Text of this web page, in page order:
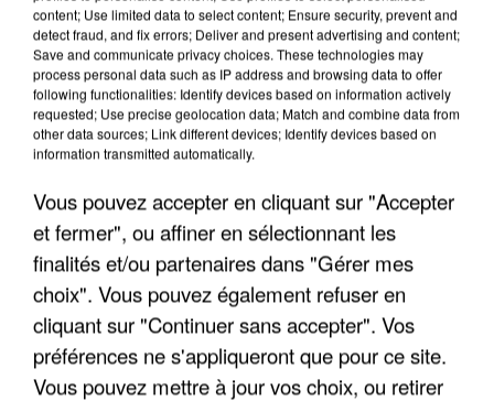
6 août 2026
Gabriel Attal et Raphaël Glucksmann visés par des
ingérences...
Sollicité, Sébastien Lecornu annonce un "travail
commun" avec les partis à la rentrée.
content; Use limited data to select content; Ensure security, prevent and
detect fraud, and fix errors; Deliver and present advertising and content;
Save and communicate privacy choices. These technologies may
process personal data such as IP address and browsing data to offer
following functionalities: Identify devices based on information actively
requested; Use precise geolocation data; Match and combine data from
other data sources; Link different devices; Identify devices based on
information transmitted automatically.
Vous pouvez accepter en cliquant sur "Accepter
et fermer", ou affiner en sélectionnant les
finalités et/ou partenaires dans "Gérer mes
choix". Vous pouvez également refuser en
cliquant sur "Continuer sans accepter". Vos
préférences ne s'appliqueront que pour ce site.
Vous pouvez mettre à jour vos choix, ou retirer